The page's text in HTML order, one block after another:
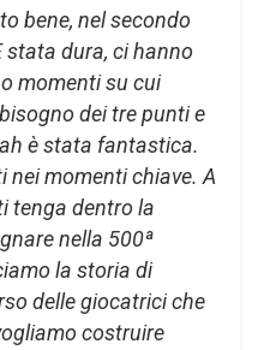
bene, nel secondo
dura, ci hanno
momenti su cui
dei tre punti e
è stata fantastica.
momenti chiave. A
tenga dentro la
nella 500ª
la storia di
delle giocatrici che
costruire